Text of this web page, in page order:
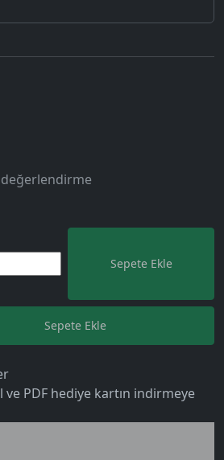
Sepete Ekle
Sepete Ekle
ve PDF hediye kartın indirmeye